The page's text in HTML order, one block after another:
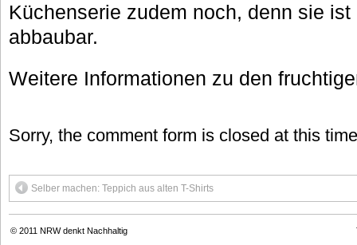
Küchenserie zudem noch, denn sie
abbaubar.
Weitere Informationen zu den
Sorry, the comment form is closed at this
Selber machen: Teppich aus alten T-Shirts
© 2011 NRW denkt Nachhaltig